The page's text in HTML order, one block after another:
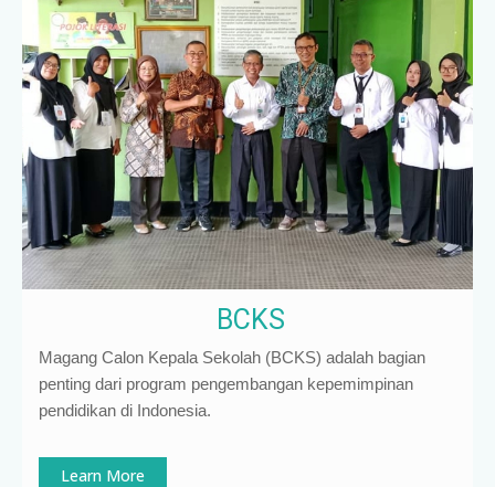
BCKS
Magang Calon Kepala Sekolah (BCKS) adalah bagian
penting dari program pengembangan kepemimpinan
pendidikan di Indonesia.
Learn More